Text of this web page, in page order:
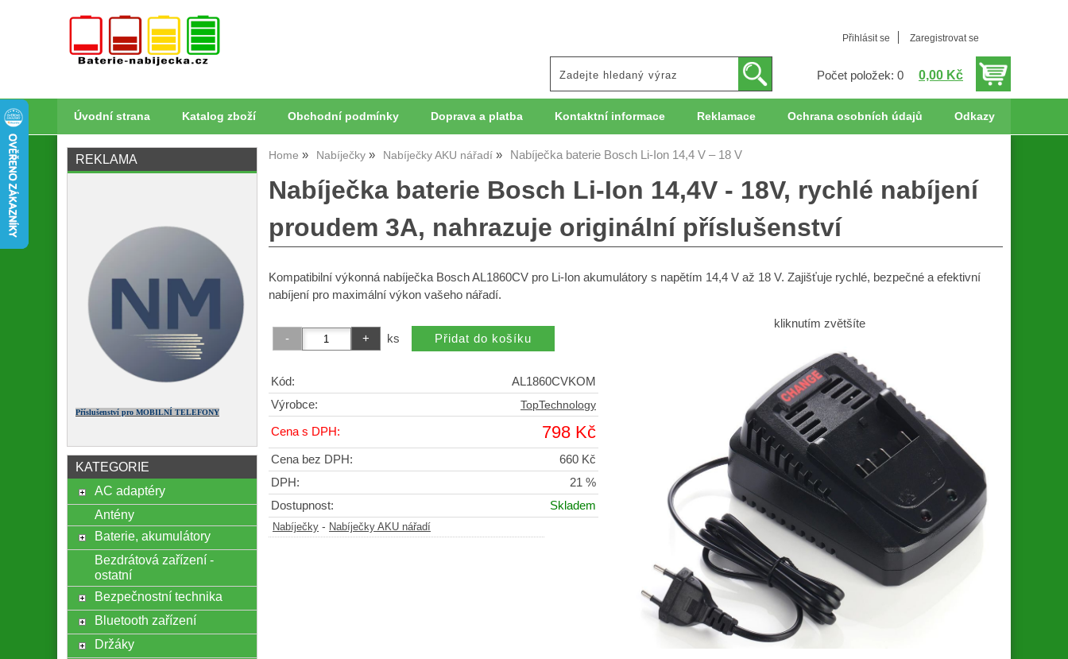
Přihlásit se Zaregistrovat se
Počet položek: 0 0,00 Kč
Úvodní strana Katalog zboží Obchodní podmínky Doprava a platba Kontaktní informace Reklamace Ochrana osobních údajů Odkazy
Home Nabíječky Nabíječky AKU nářadí Nabíječka baterie Bosch Li-Ion 14,4 V – 18 V
Nabíječka baterie Bosch Li-Ion 14,4V - 18V, rychlé nabíjení
proudem 3A, nahrazuje originální příslušenství
Kompatibilní výkonná nabíječka Bosch AL1860CV pro Li-Ion akumulátory s napětím 14,4 V až 18 V. Zajišťuje rychlé, bezpečné a efektivní
nabíjení pro maximální výkon vašeho nářadí.
kliknutím zvětšíte
ks
Kód:
AL1860CVKOM
Výrobce:
TopTechnology
Cena s DPH: 798 Kč
Cena bez DPH:
660 Kč
DPH:
21 %
Dostupnost:
Skladem
Nabíječky - Nabíječky AKU nářadí
REKLAMA
Příslušenství pro MOBILNÍ TELEFONY
KATEGORIE
AC adaptéry
Antény
Baterie, akumulátory
Bezdrátová zařízení -
ostatní
Bezpečnostní technika
Bluetooth zařízení
Držáky